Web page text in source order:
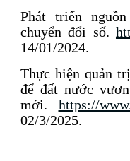
Phát triển
chuyển đổi số.
14/01/2024.
Thực hiện quản
để đất nước
mới. https://
02/3/2025.